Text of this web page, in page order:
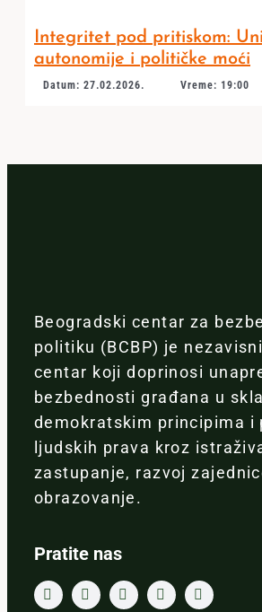
Integritet pod pritiskom:
autonomije i političke moći
Datum: 27.02.2026. Vreme: 19:00
Beogradski centar za
politiku (BCBP) je
centar koji doprinosi
bezbednosti građana u
demokratskim principima i
ljudskih prava kroz
zastupanje, razvoj
obrazovanje.
Pratite nas